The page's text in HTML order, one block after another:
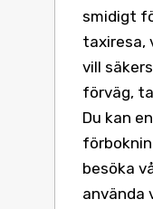
smidigt
taxiresa,
vill
förväg,
Du kan
besöka
använda